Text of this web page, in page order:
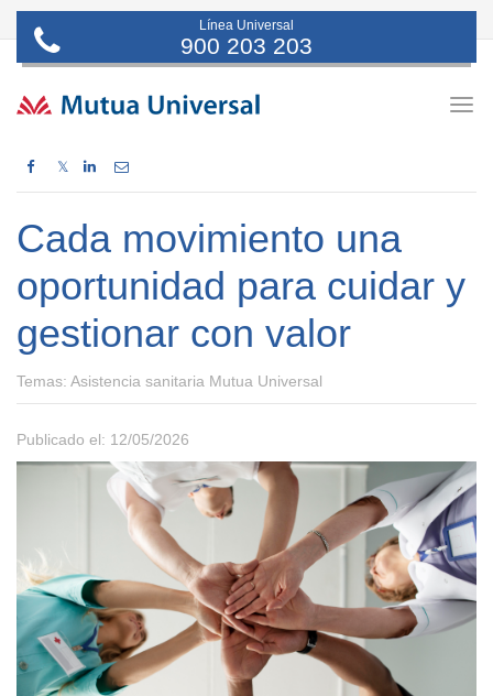
Línea Universal
900 203 203
𝕏
Cada movimiento una
oportunidad para cuidar y
gestionar con valor
Temas: Asistencia sanitaria Mutua Universal
Publicado el: 12/05/2026